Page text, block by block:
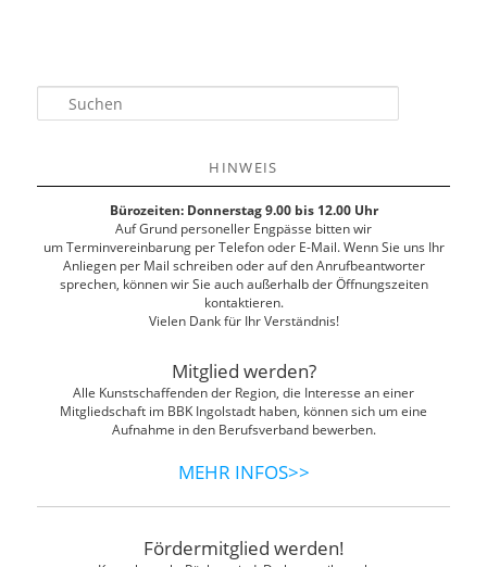
n
HINWEIS
Bürozeiten: Donnerstag 9.00 bis 12.00 Uhr
Auf Grund personeller Engpässe bitten wir
um Terminvereinbarung per Telefon oder E-Mail. Wenn Sie uns Ihr
Anliegen per Mail schreiben oder auf den Anrufbeantworter
sprechen, können wir Sie auch außerhalb der Öffnungszeiten
kontaktieren.
Vielen Dank für Ihr Verständnis!
Mitglied werden?
Alle Kunstschaffenden der Region, die Interesse an einer
Mitgliedschaft im BBK Ingolstadt haben, können sich um eine
Aufnahme in den Berufsverband bewerben.
MEHR INFOS>>
Fördermitglied werden!